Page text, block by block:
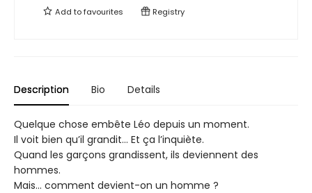
Add tofavourites Registry
Description Bio Details
Quelque chose embête Léo depuis un moment.
Il voit bien qu’il grandit… Et ça l’inquiète.
Quand les garçons grandissent, ils deviennent des
hommes.
Mais... comment devient-on un homme ?